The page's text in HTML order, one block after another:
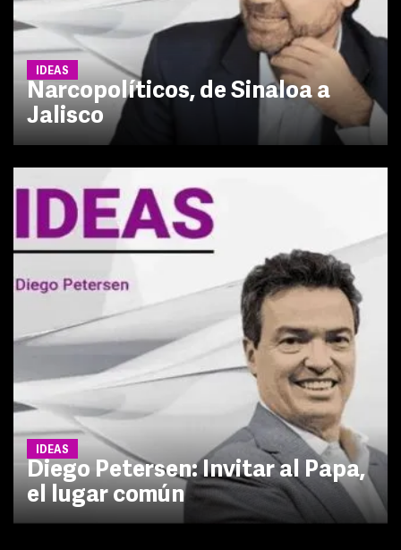
IDEAS
Narcopolíticos, de Sinaloa a
Jalisco
IDEAS
Diego Petersen: Invitar al Papa,
el lugar común